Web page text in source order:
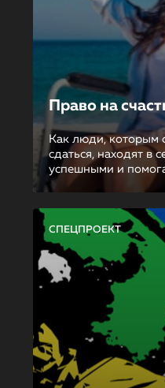
Право на
Как люди, которым
сдаться, находят в
успешными и
СПЕЦПРОЕКТ